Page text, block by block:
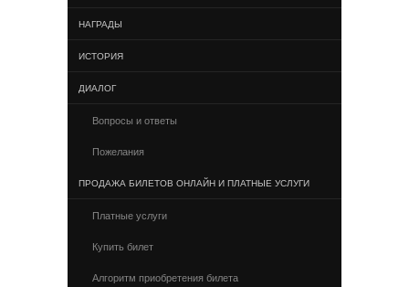
НАГРАДЫ
ИСТОРИЯ
ДИАЛОГ
Вопросы и ответы
Пожелания
ПРОДАЖА БИЛЕТОВ ОНЛАЙН И ПЛАТНЫЕ УСЛУГИ
Платные услуги
Купить билет
Алгоритм приобретения билета